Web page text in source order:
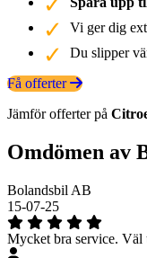
Vi ger dig
Du slipper
Få offerter
Jämför offerter på
Omdömen av
Bolandsbil AB
15-07-25
Mycket bra service. Väl